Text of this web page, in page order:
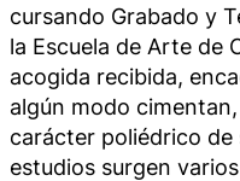
cursando Grabado y
la Escuela de Arte de
acogida recibida,
algún modo
carácter poliédrico
estudios surgen